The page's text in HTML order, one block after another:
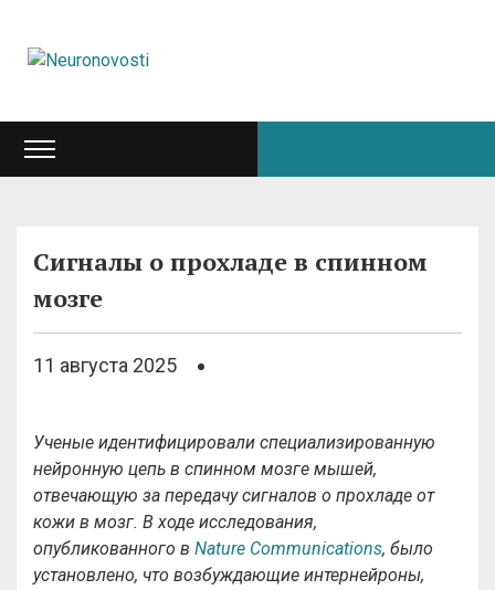
Сигналы о прохладе в спинном
мозге
11 августа 2025
Ученые идентифицировали специализированную
нейронную цепь в спинном мозге мышей,
отвечающую за передачу сигналов о прохладе от
кожи в мозг. В ходе исследования,
опубликованного в Nature Communications, было
установлено, что возбуждающие интернейроны,